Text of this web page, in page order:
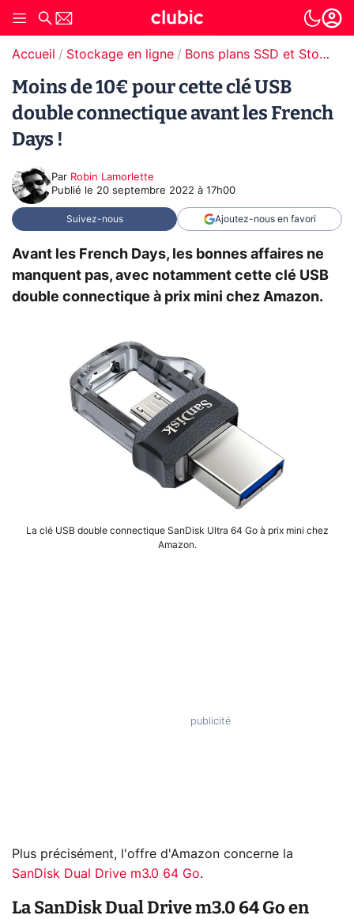
Accueil Stockage en ligne Bons plans SSD et Stockage
Moins de 10€ pour cette clé USB
double connectique avant les French
Days !
Par Robin Lamorlette
Publié le 20 septembre 2022 à 17h00
Suivez-nous Ajoutez-nous en favori
Avant les French Days, les bonnes affaires ne
manquent pas, avec notamment cette clé USB
double connectique à prix mini chez Amazon.
La clé USB double connectique SanDisk Ultra 64 Go à prix mini chez
Amazon.
Plus précisément, l'offre d'Amazon concerne la
SanDisk Dual Drive m3.0 64 Go.
La SanDisk Dual Drive m3.0 64 Go en